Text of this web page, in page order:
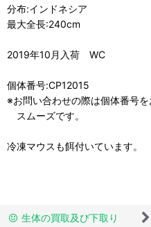
分布:インドネシア
最大全長:240cm
2019年10月入荷 WC
個体番号:CP12015
※お問い合わせの際は個体番号
スムーズです。
冷凍マウスも餌付いています。
生体の買取及び下取り